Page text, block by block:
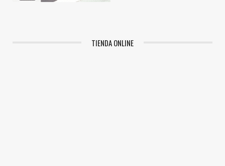
TIENDA ONLINE